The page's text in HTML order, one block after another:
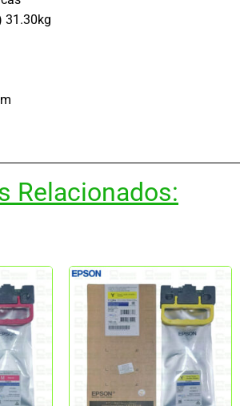
31.30kg
Relacionados: